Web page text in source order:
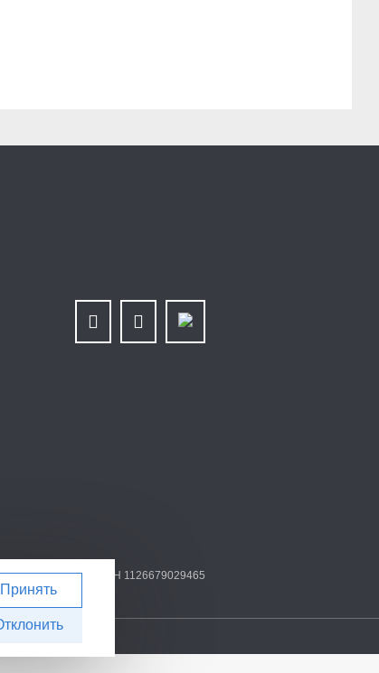
667901001 | ОГРН 1126679029465
Принять